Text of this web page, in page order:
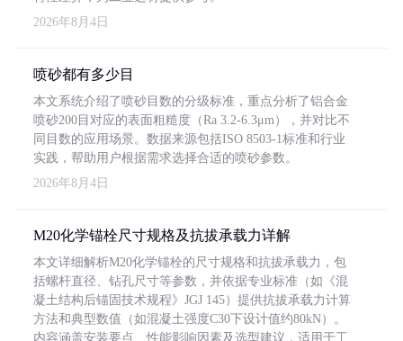
2026年8月4日
喷砂都有多少目
本文系统介绍了喷砂目数的分级标准，重点分析了铝合金
喷砂200目对应的表面粗糙度（Ra 3.2-6.3μm），并对比不
同目数的应用场景。数据来源包括ISO 8503-1标准和行业
实践，帮助用户根据需求选择合适的喷砂参数。
2026年8月4日
M20化学锚栓尺寸规格及抗拔承载力详解
本文详细解析M20化学锚栓的尺寸规格和抗拔承载力，包
括螺杆直径、钻孔尺寸等参数，并依据专业标准（如《混
凝土结构后锚固技术规程》JGJ 145）提供抗拔承载力计算
方法和典型数值（如混凝土强度C30下设计值约80kN）。
内容涵盖安装要点、性能影响因素及选型建议，适用于工